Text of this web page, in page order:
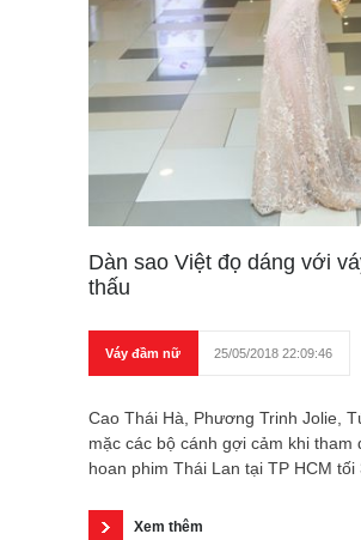
Dàn sao Việt đọ dáng với
thấu
Váy đầm nữ 25/05/2018 22:09:46
Cao Thái Hà, Phương Trinh Jolie,
mặc các bộ cánh gợi cảm khi tham
hoan phim Thái Lan tại TP HCM tối
Xem thêm